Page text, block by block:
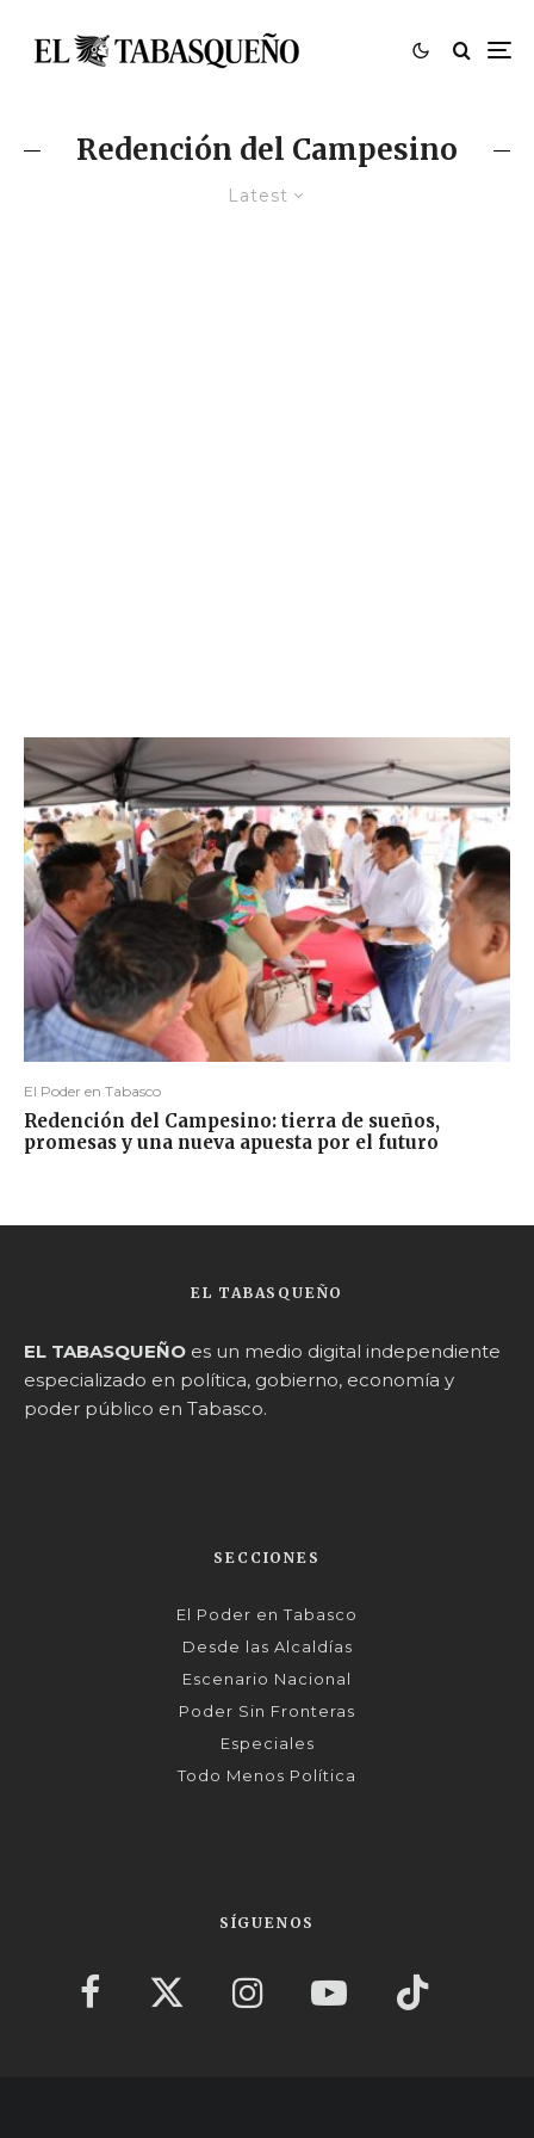
Redención del Campesino
Latest
El Poder en Tabasco
Redención del Campesino: tierra de sueños,
promesas y una nueva apuesta por el futuro
EL TABASQUEÑO
EL TABASQUEÑO es un medio digital independiente
especializado en política, gobierno, economía y
poder público en Tabasco.
SECCIONES
El Poder en Tabasco
Desde las Alcaldías
Escenario Nacional
Poder Sin Fronteras
Especiales
Todo Menos Política
SÍGUENOS